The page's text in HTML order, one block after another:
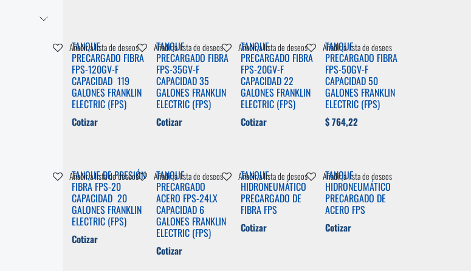
TANQUE
PRECARGADO FIBRA
FPS-120GV-F
CAPACIDAD 119
GALONES FRANKLIN
ELECTRIC (FPS)
Cotizar
Añadir a lista de deseos TANQUE
PRECARGADO FIBRA
FPS-35GV-F
CAPACIDAD 35
GALONES FRANKLIN
ELECTRIC (FPS)
Cotizar
Añadir a lista de deseos TANQUE
PRECARGADO FIBRA
FPS-20GV-F
CAPACIDAD 22
GALONES FRANKLIN
ELECTRIC (FPS)
Cotizar
Añadir a lista de deseos TANQUE
PRECARGADO FIBRA
FPS-50GV-F
CAPACIDAD 50
GALONES FRANKLIN
ELECTRIC (FPS)
$764,22
Añadir a lista de deseos
TANQUE DE PRESIÓN
FIBRA FPS-20
CAPACIDAD 20
GALONES FRANKLIN
ELECTRIC (FPS)
Cotizar
Añadir a lista de deseos TANQUE
PRECARGADO
ACERO FPS-24LX
CAPACIDAD 6
GALONES FRANKLIN
ELECTRIC (FPS)
Cotizar
Añadir a lista de deseos TANQUE
HIDRONEUMÁTICO
PRECARGADO DE
FIBRA FPS
Cotizar
Añadir a lista de deseos TANQUE
HIDRONEUMÁTICO
PRECARGADO DE
ACERO FPS
Cotizar
Añadir a lista de deseos